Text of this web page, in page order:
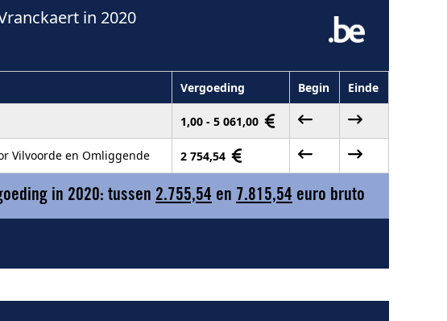
in 2020
Vergoeding Begin Einde
1,00 - 5 061,00
Vilvoorde en Omliggende 2 754,54
in 2020: tussen 2.755,54 en 7.815,54 euro bruto